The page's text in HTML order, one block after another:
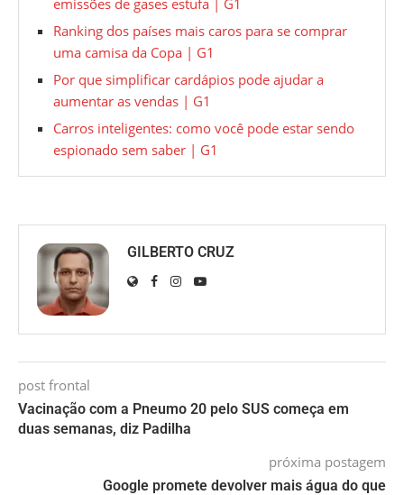
Ranking dos países mais caros para se comprar
uma camisa da Copa | G1
Por que simplificar cardápios pode ajudar a
aumentar as vendas | G1
Carros inteligentes: como você pode estar sendo
espionado sem saber | G1
GILBERTO CRUZ
post frontal
Vacinação com a Pneumo 20 pelo SUS começa em
duas semanas, diz Padilha
próxima postagem
Google promete devolver mais água do que